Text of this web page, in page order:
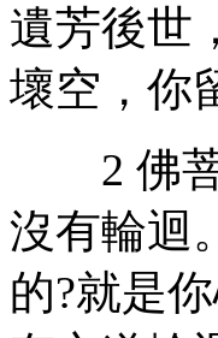
遺芳後世
壞空，你
2 佛菩
沒有輪迴
的?就是